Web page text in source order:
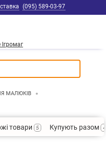
(095) 589-03-97
МАЛЮКІВ
товари 5 Купують разом